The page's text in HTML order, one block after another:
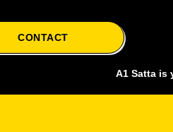
CONTACT
A1 Satta is your